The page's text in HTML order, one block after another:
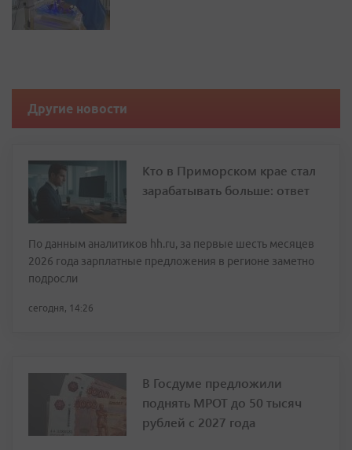
Другие новости
Кто в Приморском крае стал
зарабатывать больше: ответ
По данным аналитиков hh.ru, за первые шесть месяцев
2026 года зарплатные предложения в регионе заметно
подросли
сегодня, 14:26
В Госдуме предложили
поднять МРОТ до 50 тысяч
рублей с 2027 года